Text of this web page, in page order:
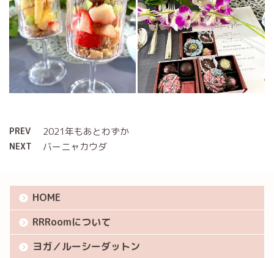
PREV 2021年もあとわずか
NEXT バーニャカウダ
HOME
RRRoomについて
ヨガ／ルーシーダットン